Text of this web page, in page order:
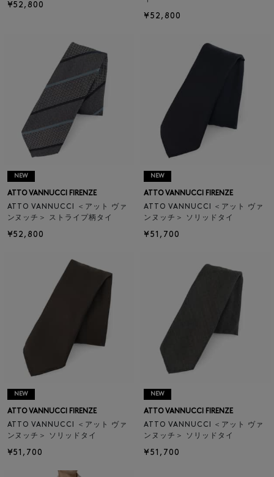
¥52,800
¥52,800
NEW
ATTO VANNUCCI FIRENZE
ATTO VANNUCCI ＜アット ヴァ
ンヌッチ＞ ストライプ柄タイ
¥52,800
NEW
ATTO VANNUCCI FIRENZE
ATTO VANNUCCI ＜アット ヴァ
ンヌッチ＞ ソリッドタイ
¥51,700
NEW
ATTO VANNUCCI FIRENZE
ATTO VANNUCCI ＜アット ヴァ
ンヌッチ＞ ソリッドタイ
¥51,700
NEW
ATTO VANNUCCI FIRENZE
ATTO VANNUCCI ＜アット ヴァ
ンヌッチ＞ ソリッドタイ
¥51,700